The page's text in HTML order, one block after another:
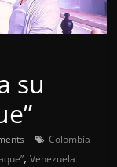
su
Colombia
,Venezuela